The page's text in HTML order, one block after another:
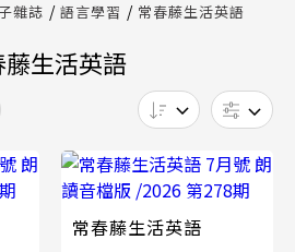
13 行動網路降速演練提醒
雜誌 語言學習 常春藤生活英語
生活英語
常春藤生活英語